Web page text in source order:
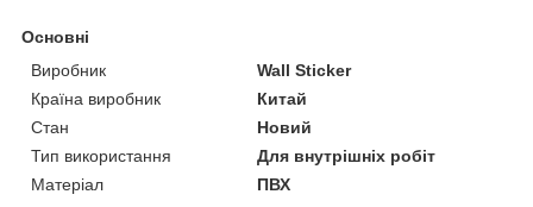
Основні
Виробник
Wall Sticker
Країна виробник
Китай
Стан
Новий
Тип використання
Для внутрішніх робіт
Матеріал
ПВХ